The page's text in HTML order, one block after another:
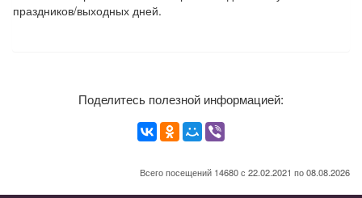
праздников/выходных дней.
Поделитесь полезной информацией:
Всего посещений 14680 с 22.02.2021 по 08.08.2026